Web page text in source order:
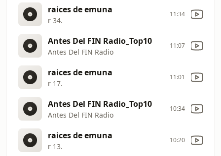
raices de emuna
r 34.
11:34
Antes Del FIN Radio_Top10
Antes Del FIN Radio
11:07
raices de emuna
r 17.
11:01
Antes Del FIN Radio_Top10
Antes Del FIN Radio
10:34
raices de emuna
r 13.
10:20